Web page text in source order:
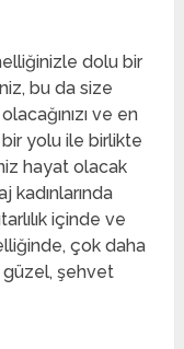
dolu bir
bu da size
ve en
yolu ile birlikte
hayat olacak
kadınlarında
içinde ve
çok daha
güzel, şehvet